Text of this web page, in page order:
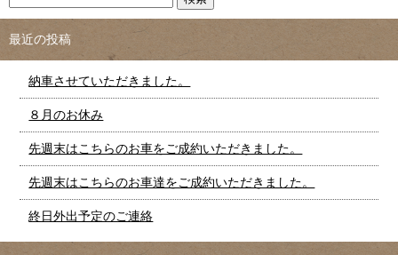
最近の投稿
納車させていただきました。
８月のお休み
先週末はこちらのお車をご成約いただきました。
先週末はこちらのお車達をご成約いただきました。
終日外出予定のご連絡